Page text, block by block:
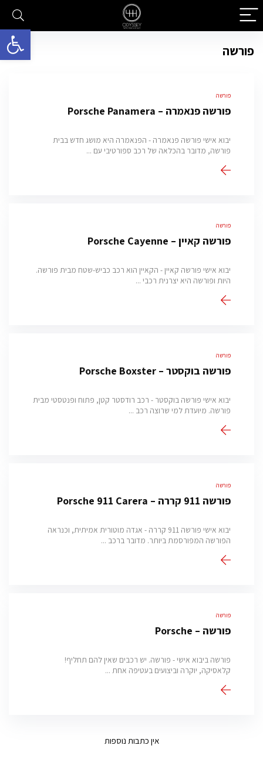
פתח
פורשה
פורשה
פורשה פנאמרה – Porsche Panamera
יבוא אישי פורשה פנאמרה - הפנאמרה היא מושג חדש בבית
פורשה, מדובר בהכלאה של רכב ספורטיבי עם ...
פורשה
פורשה קאיין – Porsche Cayenne
יבוא אישי פורשה קאיין - הקאיין הוא רכב כביש-שטח מבית פורשה.
היות ופורשה היא יצרנית רכבי ...
פורשה
פורשה בוקסטר – Porsche Boxster
יבוא אישי פורשה בוקסטר - רכב רודסטר קטן, פתוח ופנטסטי מבית
פורשה. מיועדת למי שרוצה רכב ...
פורשה
פורשה 911 קררה – Porsche 911 Carera
יבוא אישי פורשה 911 קררה - אגדה מוטורית אמיתית, וכנראה
הפורשה המפורסמת ביותר. מדובר ברכב ...
פורשה
פורשה – Porsche
פורשה ביבוא אישי - פורשה. יש רכבים שאין להם תחליף!
קלאסיקה, יוקרה וביצועים בעטיפה אחת ...
אין כתבות נוספות